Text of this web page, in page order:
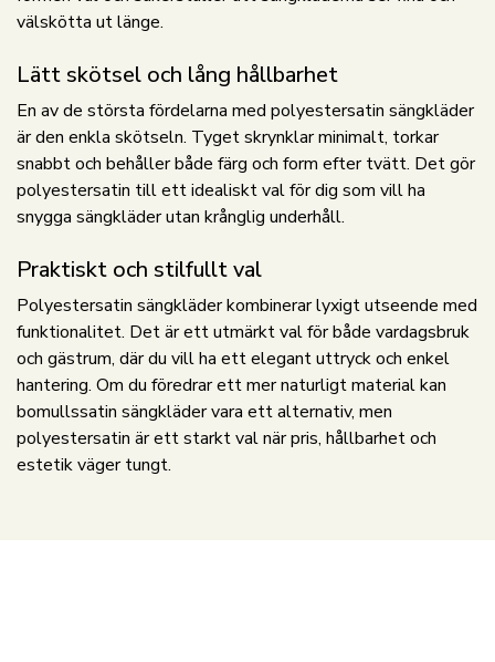
välskötta ut länge.
Lätt skötsel och lång hållbarhet
En av de största fördelarna med polyestersatin sängkläder
är den enkla skötseln. Tyget skrynklar minimalt, torkar
snabbt och behåller både färg och form efter tvätt. Det gör
polyestersatin till ett idealiskt val för dig som vill ha
snygga sängkläder utan krånglig underhåll.
Praktiskt och stilfullt val
Polyestersatin sängkläder kombinerar lyxigt utseende med
funktionalitet. Det är ett utmärkt val för både vardagsbruk
och gästrum, där du vill ha ett elegant uttryck och enkel
hantering. Om du föredrar ett mer naturligt material kan
bomullssatin sängkläder vara ett alternativ, men
polyestersatin är ett starkt val när pris, hållbarhet och
estetik väger tungt.